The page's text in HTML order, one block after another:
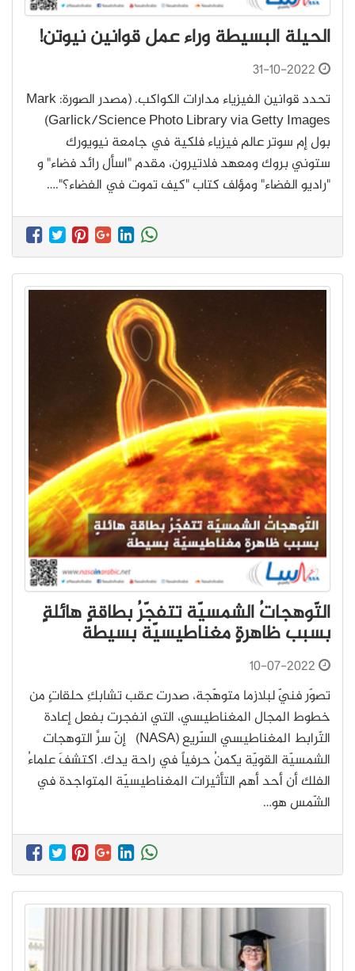
الحيلة البسيطة وراء عمل قوانين نيوتن!
31-10-2022
تحدد قوانين الفيزياء مدارات الكواكب. (مصدر الصورة: Mark
Garlick/Science Photo Library via Getty Images)
بول إم سوتر عالم فيزياء فلكية في جامعة نيويورك
ستوني بروك ومعهد فلاتيرون، مقدم "اسأل رائد فضاء" و
"راديو الفضاء" ومؤلف كتاب "كيف تموت في الفضاء؟".…
التّوهجاتُ الشمسيّة تتفجّرُ بطاقةٍ هائلةٍ
بسبب ظاهرةٍ مغناطيسيّة بسيطة
10-07-2022
تصوّر فنيّ لبلازما متوهّجة، صدرت عقب تشابكِ حلقاتٍ من
خطوط المجال المغناطيسي، التي انفجرت بفعل إعادة
التّرابط المغناطيسي السّريع (NASA) إنّ سرَّ التوهجات
الشمسيّة القويّة يكمنُ حرفياً في راحة يدك. اكتشفَ علماءُ
الفلك أن أحد أهم التأثيرات المغناطيسيّة المتواجدة في
الشّمس هو…